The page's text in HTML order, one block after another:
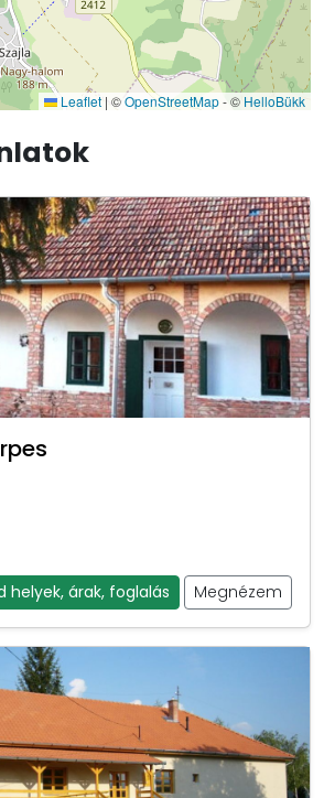
Leaflet | ©OpenStreetMap- © HelloBükk
helyek, árak, foglalás Megnézem